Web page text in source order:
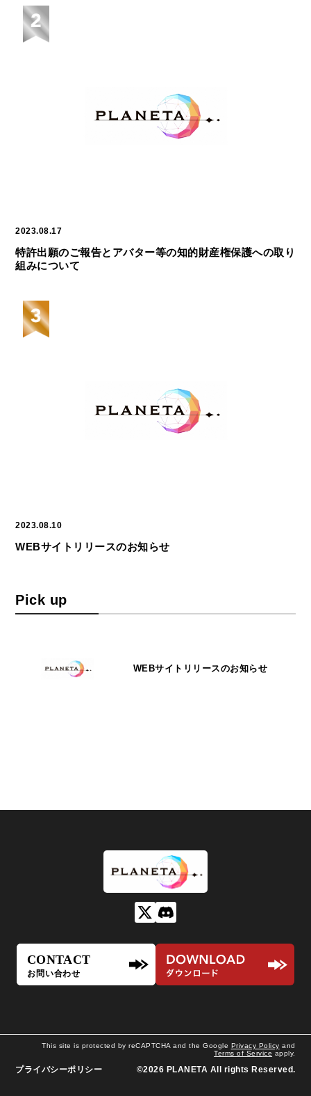
2023.08.17
特許出願のご報告とアバター等の知的財産権保護への取り
組みについて
2023.08.10
WEBサイトリリースのお知らせ
Pick up
WEBサイトリリースのお知らせ
This site is protected by reCAPTCHA and the Google Privacy Policy and
Terms of Service apply.
プライバシーポリシー ©︎2026 PLANETA All rights Reserved.